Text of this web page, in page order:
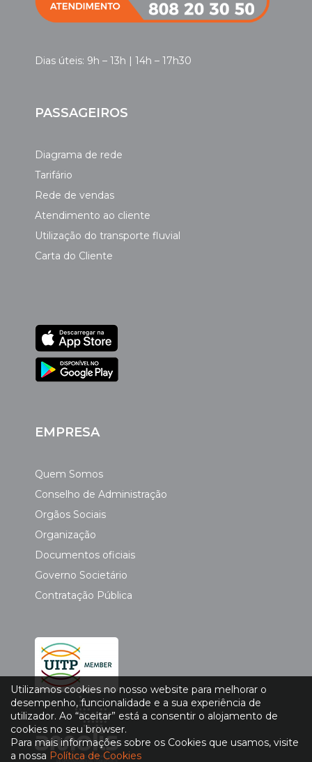
Dias úteis: 9h – 13h | 14h – 17h30
PASSAGEIROS
Diagrama de rede
Tarifário
Rede de vendas
Atendimento ao cliente
Utilização do transporte fluvial
Carta do Cliente
EMPRESA
Quem Somos
Conselho de Administração
Orgãos Sociais
Organização
Documentos oficiais
Governo Societário
Contratação Pública
Utilizamos cookies no nosso website para melhorar o
desempenho, funcionalidade e a sua experiência de
utilizador. Ao “aceitar” está a consentir o alojamento de
cookies no seu browser.
Para mais informações sobre os Cookies que usamos, visite
a nossa Política de Cookies